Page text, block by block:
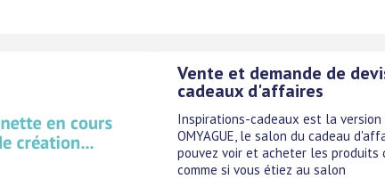
Vente et demande de
cadeaux d'affaires
Inspirations-cadeaux est la
OMYAGUE, le salon du cadeau
pouvez voir et acheter les produits
comme si vous étiez au salon